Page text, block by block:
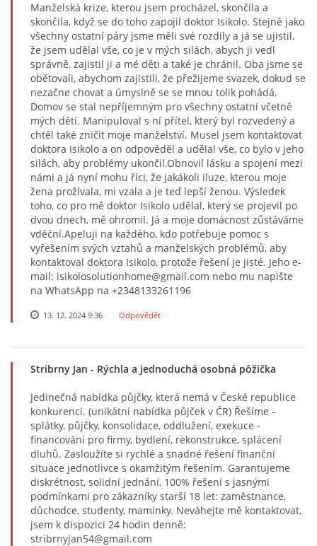
Manželská krize, kterou jsem procházel, skončila a
skončila, když se do toho zapojil doktor Isikolo. Stejně jako
všechny ostatní páry jsme měli své rozdíly a já se ujistil,
že jsem udělal vše, co je v mých silách, abych ji vedl
správně, zajistil ji a mé děti a také je chránil. Oba jsme se
obětovali, abychom zajistili, že přežijeme svazek, dokud se
nezačne chovat a úmyslně se se mnou tolik pohádá.
Domov se stal nepříjemným pro všechny ostatní včetně
mých dětí. Manipuloval s ní přítel, který byl rozvedený a
chtěl také zničit moje manželství. Musel jsem kontaktovat
doktora Isikolo a on odpověděl a udělal vše, co bylo v jeho
silách, aby problémy ukončil.Obnovil lásku a spojení mezi
námi a já nyní mohu říci, že jakákoli iluze, kterou moje
žena prožívala, mi vzala a je teď lepší ženou. Výsledek
toho, co pro mě doktor Isikolo udělal, který se projevil po
dvou dnech, mě ohromil. Já a moje domácnost zůstáváme
vděční.Apeluji na každého, kdo potřebuje pomoc s
vyřešením svých vztahů a manželských problémů, aby
kontaktoval doktora Isikolo, protože řešení je jisté. Jeho e-
mail: isikolosolutionhome@gmail.com nebo mu napište
na WhatsApp na +2348133261196
13. 12. 2024 9:36 Odpovědět
Stribrny Jan - Rýchla a jednoduchá osobná pôžička
Jedinečná nabídka půjčky, která nemá v České republice
konkurenci. (unikátní nabídka půjček v ČR) Řešíme -
splátky, půjčky, konsolidace, oddlužení, exekuce -
financování pro firmy, bydlení, rekonstrukce, splácení
dluhů. Zasloužíte si rychlé a snadné řešení finanční
situace jednotlivce s okamžitým řešením. Garantujeme
diskrétnost, solidní jednání, 100% řešení s jasnými
podmínkami pro zákazníky starší 18 let: zaměstnance,
důchodce, studenty, maminky. Neváhejte mě kontaktovat,
jsem k dispozici 24 hodin denně:
stribrnyjan54@gmail.com